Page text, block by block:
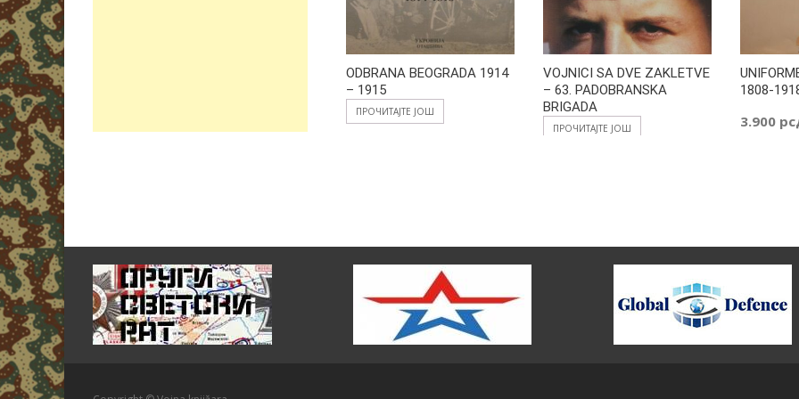
ODBRANA BEOGRADA 1914
– 1915
ПРОЧИТАЈТЕ ЈОШ
VOJNICI SA DVE ZAKLETVE
– 63. PADOBRANSKA
BRIGADA
ПРОЧИТАЈТЕ ЈОШ
1808-
3.900